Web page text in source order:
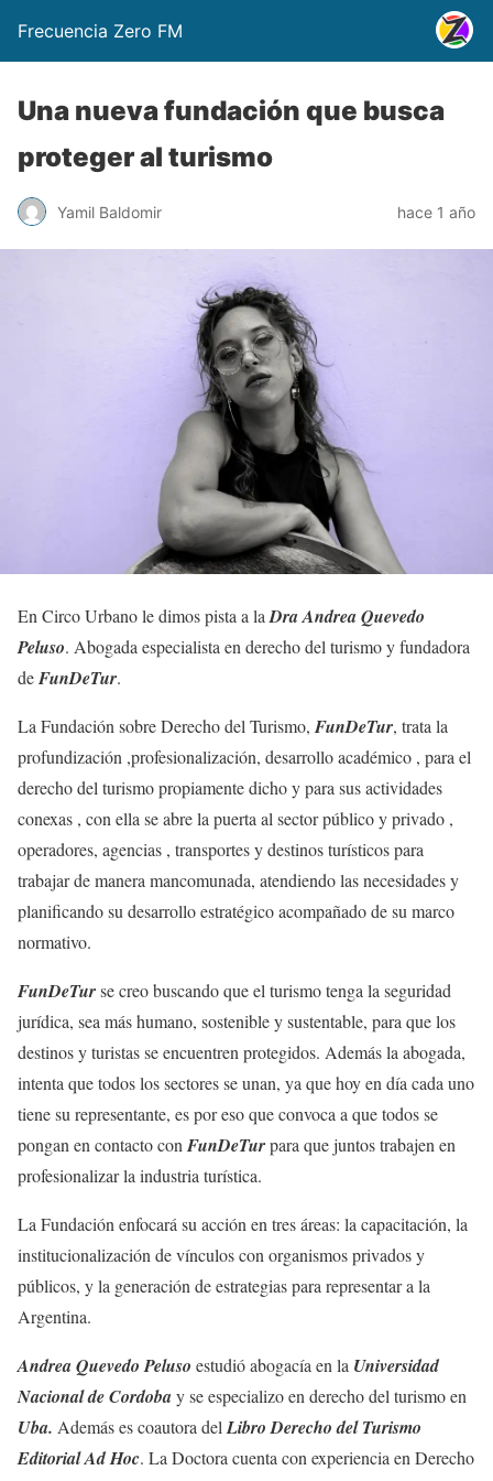
Frecuencia Zero FM
Una nueva fundación que busca
proteger al turismo
Yamil Baldomir hace 1 año
En Circo Urbano le dimos pista a la Dra Andrea Quevedo
Peluso. Abogada especialista en derecho del turismo y fundadora
deFunDeTur.
La Fundación sobre Derecho del Turismo, FunDeTur, trata la
profundización ,profesionalización, desarrollo académico , para el
derecho del turismo propiamente dicho y para sus actividades
conexas , con ella se abre la puerta al sector público y privado ,
operadores, agencias , transportes y destinos turísticos para
trabajar de manera mancomunada, atendiendo las necesidades y
planificando su desarrollo estratégico acompañado de su marco
normativo.
FunDeTurse creo buscando que el turismo tenga la seguridad
jurídica, sea más humano, sostenible y sustentable, para que los
destinos y turistas se encuentren protegidos. Además la abogada,
intenta que todos los sectores se unan, ya que hoy en día cada uno
tiene su representante, es por eso que convoca a que todos se
pongan en contacto con FunDeTurpara que juntos trabajen en
profesionalizar la industria turística.
La Fundación enfocará su acción en tres áreas: la capacitación, la
institucionalización de vínculos con organismos privados y
públicos, y la generación de estrategias para representar a la
Argentina.
Andrea Quevedo Peluso estudió abogacía en la Universidad
Nacional de Cordobay se especializo en derecho del turismo en
Uba. Además es coautora delLibro Derecho del Turismo
Editorial Ad Hoc. La Doctora cuenta con experiencia en Derecho